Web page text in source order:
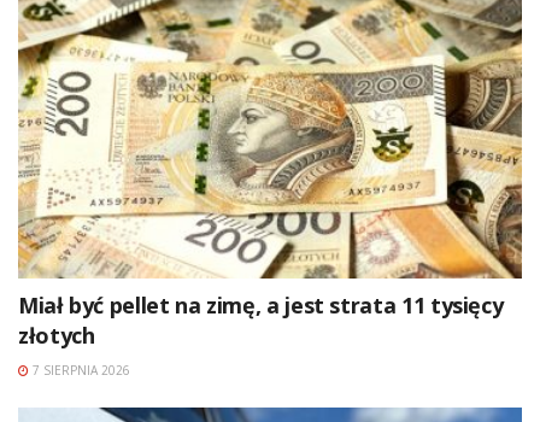
Miał być pellet na zimę, a jest strata 11 tysięcy
złotych
7 SIERPNIA 2026